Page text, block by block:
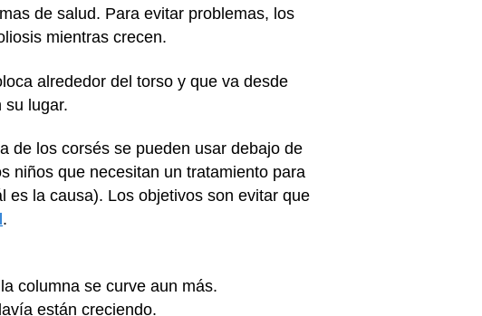
de salud. Para evitar problemas, los
mientras crecen.
alrededor del torso y que va desde
su lugar.
de los corsés se pueden usar debajo de
niños que necesitan un tratamiento para
es la causa). Los objetivos son evitar que
.
columna se curve aun más.
están creciendo.